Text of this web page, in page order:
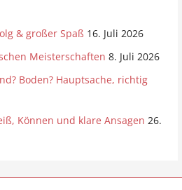
& großer Spaß 16. Juli 2026
Meisterschaften 8. Juli 2026
Boden? Hauptsache, richtig
Können und klare Ansagen 26.